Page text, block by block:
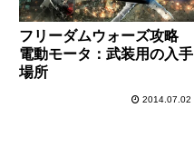
フリーダムウォーズ攻略
電動モータ：武装用の入手
場所
2014.07.02